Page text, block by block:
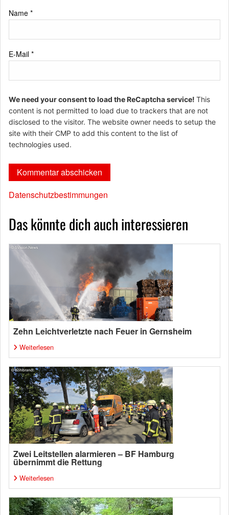
Name *
E-Mail *
We need your consent to load the ReCaptcha service! This
content is not permitted to load due to trackers that are not
disclosed to the visitor. The website owner needs to setup the
site with their CMP to add this content to the list of
technologies used.
Datenschutzbestimmungen
Das könnte dich auch interessieren
Zehn Leichtverletzte nach Feuer in Gernsheim
Weiterlesen
Zwei Leitstellen alarmieren – BF Hamburg
übernimmt die Rettung
Weiterlesen